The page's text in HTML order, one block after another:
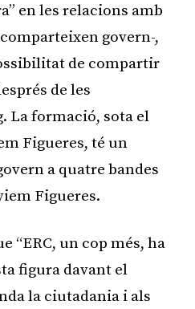
en les relacions amb
comparteixen govern-,
de compartir
de les
La formació, sota el
Figueres, té un
a quatre bandes
Figueres.
“ERC, un cop més, ha
figura davant el
la ciutadania i als